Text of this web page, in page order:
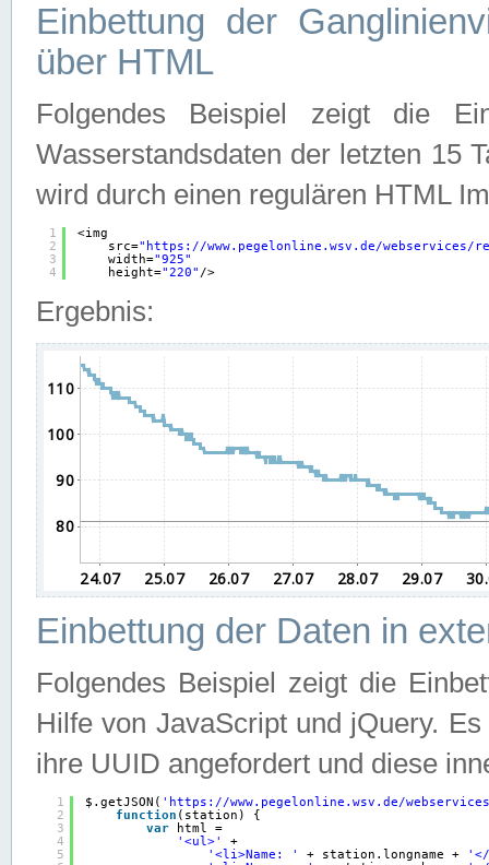
Einbettung der
über HTML
Folgendes Beispiel zeigt die
Wasserstandsdaten der letzten 15
wird durch einen regulären HTML
1
2
3
4
<img
src=" https://www.pegelonline.wsv.de/webservices/
width="925"
height="220" />
Ergebnis:
Einbettung der Daten in
Folgendes Beispiel zeigt die
Hilfe von JavaScript und jQuery.
ihre UUID angefordert und diese
1
2
3
4
5
$.getJSON( ' https://www.pegelonline.wsv.de/
function (station) {
var
html =
'<ul>'
+
'<li>Name: '
+ station.longname +